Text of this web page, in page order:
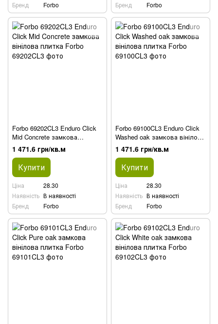
Бренд
Forbo
Бренд
Forbo
Forbo 69202CL3 Enduro Click
Mid Concrete замкова
вінілова плитка
1 471.6 грн/кв.м
Купити
Ціна
28.30
Наявність В наявності
Бренд
Forbo
Forbo 69100CL3 Enduro Click
Washed oak замкова вінілова
плитка
1 471.6 грн/кв.м
Купити
Ціна
28.30
Наявність В наявності
Бренд
Forbo